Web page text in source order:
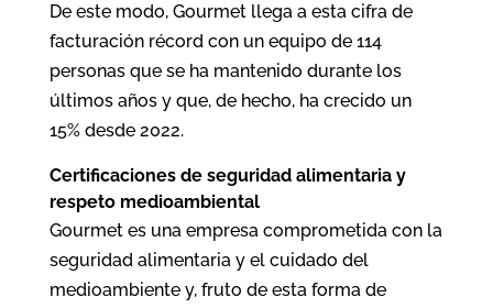
De este modo, Gourmet llega a esta cifra de
facturación récord con un equipo de 114
personas que se ha mantenido durante los
últimos años y que, de hecho, ha crecido un
15% desde 2022.
Certificaciones de seguridad alimentaria y
respeto medioambiental
Gourmet es una empresa comprometida con la
seguridad alimentaria y el cuidado del
medioambiente y, fruto de esta forma de